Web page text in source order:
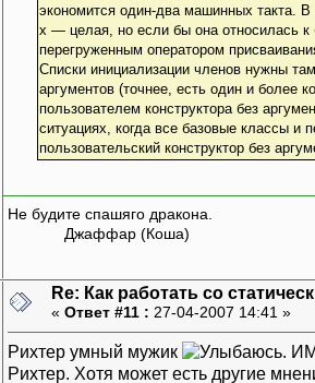
экономится один-два машинных такта.
х — целая, но если бы она относилась к
перегруженным оператором
Списки инициализации членов нужны
аргументов (точнее, есть один и более
пользователем конструктора без
ситуациях, когда все базовые классы и
пользовательский конструктор без
Не будите спашяго дракона.
Джаффар (Коша)
Re: Как работать со
« Ответ #11 : 27-04-2007 14:41 »
Рихтер умный мужик
.
Рихтер. Хотя может есть другие